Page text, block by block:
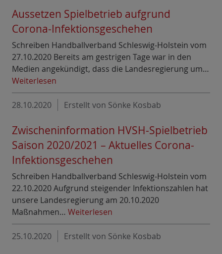
Aussetzen Spielbetrieb aufgrund
Corona-Infektionsgeschehen
Schreiben Handballverband Schleswig-Holstein vom
27.10.2020 Bereits am gestrigen Tage war in den
Medien angekündigt, dass die Landesregierung um…
Weiterlesen
28.10.2020 Erstellt von Sönke Kosbab
Zwischeninformation HVSH-Spielbetrieb
Saison 2020/2021 – Aktuelles Corona-
Infektionsgeschehen
Schreiben Handballverband Schleswig-Holstein vom
22.10.2020 Aufgrund steigender Infektionszahlen hat
unsere Landesregierung am 20.10.2020
Maßnahmen… Weiterlesen
25.10.2020 Erstellt von Sönke Kosbab